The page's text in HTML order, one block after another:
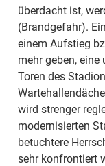
überdacht ist,
(Brandgefahr).
einem Aufstieg
mehr geben,
Toren des
wird strenger
modernisierten
betuchtere
sehr konfrontiert